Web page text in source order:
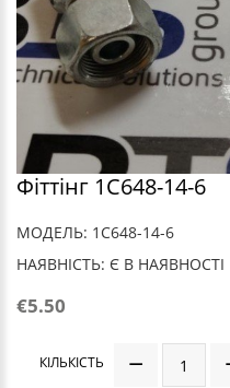
Фіттінг 1C648-14-6
МОДЕЛЬ: 1C648-14-6
НАЯВНІСТЬ: Є В НАЯВНОСТІ
€5.50
КІЛЬКІСТЬ